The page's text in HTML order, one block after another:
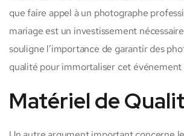
que faire appel à un photographe
mariage est un investissement
souligne l’importance de garantir des
qualité pour immortaliser cet événement
Matériel de